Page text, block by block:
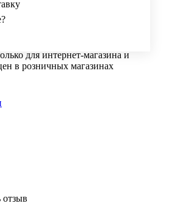
для интернет-магазина и
в розничных магазинах
отзыв